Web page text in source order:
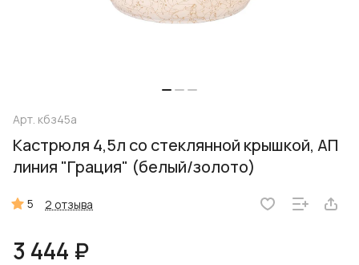
Арт. кбз45а
Кастрюля 4,5л со стеклянной крышкой, АП
линия "Грация" (белый/золото)
5 2 отзыва
3 444 ₽